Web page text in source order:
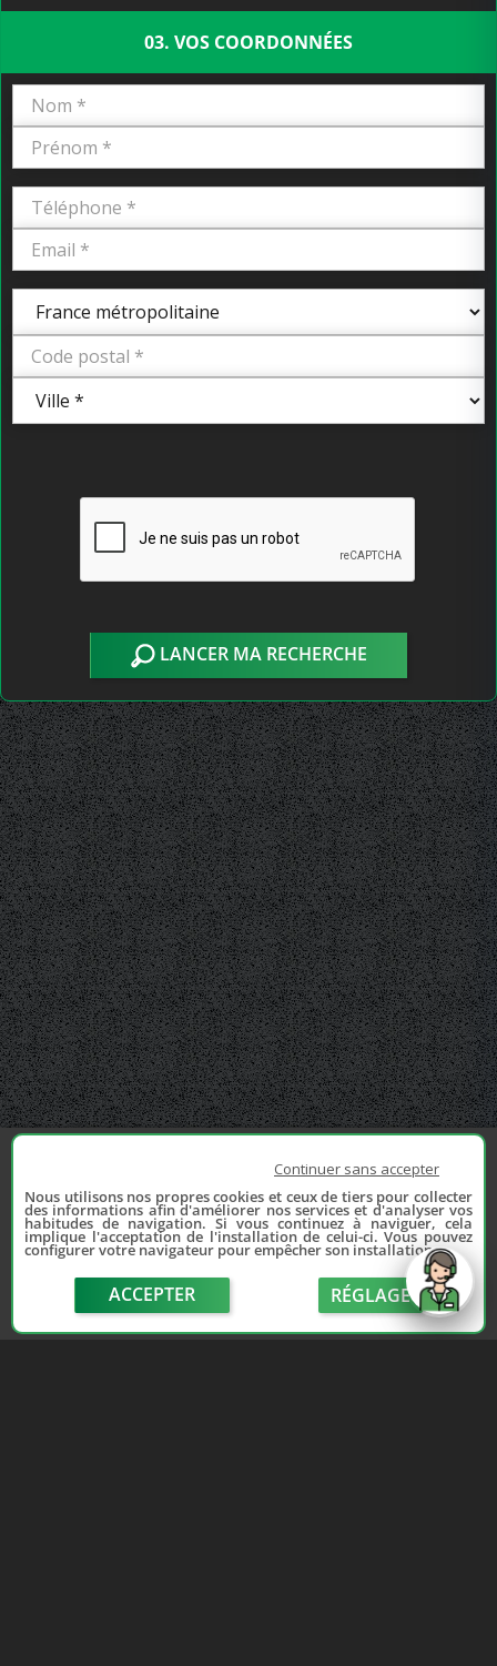
03. VOS COORDONNÉES
LANCER MA RECHERCHE
Continuer sans accepter
Nous utilisons nos propres cookies et ceux de tiers pour collecter
des informations afin d'améliorer nos services et d'analyser vos
habitudes de navigation. Si vous continuez à naviguer, cela
implique l'acceptation de l'installation de celui-ci. Vous pouvez
configurer votre navigateur pour empêcher son installation.
ACCEPTER RÉGLAGE